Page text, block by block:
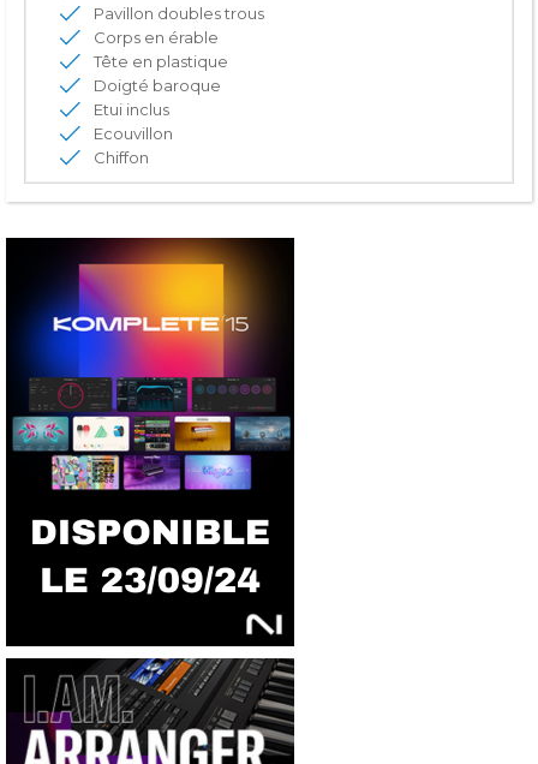
Pavillon doubles trous
Corps en érable
Tête en plastique
Doigté baroque
Etui inclus
Ecouvillon
Chiffon